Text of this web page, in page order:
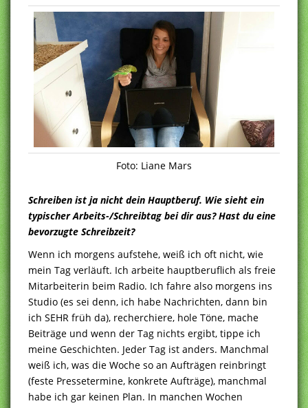
Foto: Liane Mars
Schreiben ist ja nicht dein Hauptberuf. Wie sieht ein
typischer Arbeits-/Schreibtag bei dir aus? Hast du eine
bevorzugte Schreibzeit?
Wenn ich morgens aufstehe, weiß ich oft nicht, wie
mein Tag verläuft. Ich arbeite hauptberuflich als freie
Mitarbeiterin beim Radio. Ich fahre also morgens ins
Studio (es sei denn, ich habe Nachrichten, dann bin
ich SEHR früh da), recherchiere, hole Töne, mache
Beiträge und wenn der Tag nichts ergibt, tippe ich
meine Geschichten. Jeder Tag ist anders. Manchmal
weiß ich, was die Woche so an Aufträgen reinbringt
(feste Pressetermine, konkrete Aufträge), manchmal
habe ich gar keinen Plan. In manchen Wochen